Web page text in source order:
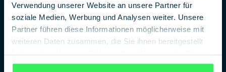
Verwendung unserer Website an unsere Partner für
soziale Medien, Werbung und Analysen weiter. Unsere
Partner führen diese Informationen möglicherweise mit
weiteren Daten zusammen, die Sie ihnen bereitgestellt
gesammelt haben.Datenschutzerklärung
abgespielt. Es handelt sich um einen digitalen
Sprachgenerator, über den Telegramme in Form von
menschlicher Sprache oder als Morse-Signale
ausgegeben werden. Entwickelt wurde die Technik
Staatssicherheit.